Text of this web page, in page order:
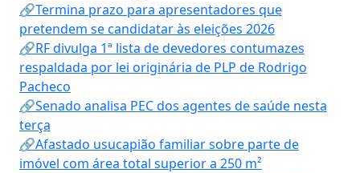
🔗Termina prazo para apresentadores que
pretendem se candidatar às eleições 2026
🔗RF divulga 1ª lista de devedores contumazes
respaldada por lei originária de PLP de Rodrigo
Pacheco
🔗Senado analisa PEC dos agentes de saúde nesta
terça
🔗Afastado usucapião familiar sobre parte de
imóvel com área total superior a 250 m²